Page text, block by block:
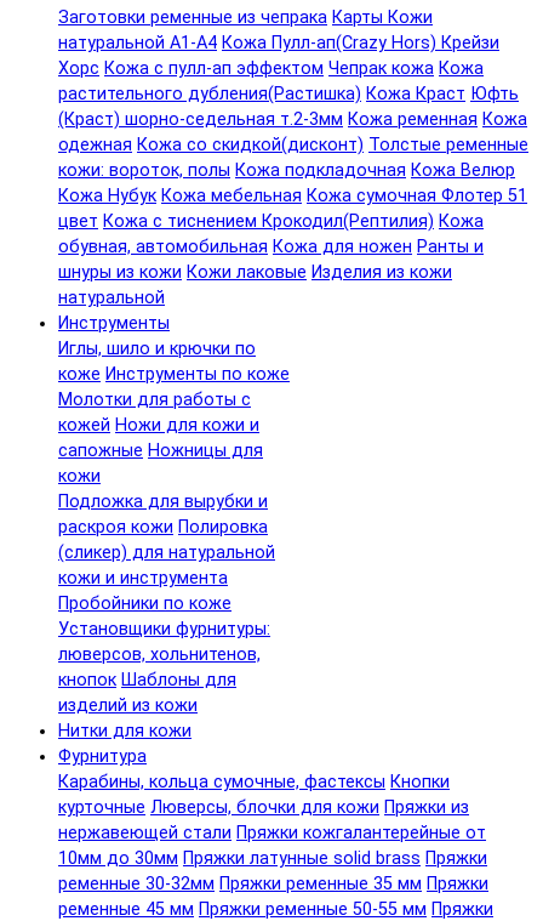
Заготовки ременные из чепрака Карты Кожи
натуральной А1-А4 Кожа Пулл-ап(Crazy Hors) Крейзи
Хорс Кожа с пулл-ап эффектом Чепрак кожа Кожа
растительного дубления(Растишка) Кожа Краст Юфть
(Краст) шорно-седельная т.2-3мм Кожа ременная Кожа
одежная Кожа со скидкой(дисконт) Толстые ременные
кожи: вороток, полы Кожа подкладочная Кожа Велюр
Кожа Нубук Кожа мебельная Кожа сумочная Флотер 51
цвет Кожа с тиснением Крокодил(Рептилия) Кожа
обувная, автомобильная Кожа для ножен Ранты и
шнуры из кожи Кожи лаковые Изделия из кожи
натуральной
Инструменты
Иглы, шило и крючки по
коже Инструменты по коже
Молотки для работы с
кожей Ножи для кожи и
сапожные Ножницы для
кожи
Подложка для вырубки и
раскроя кожи Полировка
(сликер) для натуральной
кожи и инструмента
Пробойники по коже
Установщики фурнитуры:
люверсов, хольнитенов,
кнопок Шаблоны для
изделий из кожи
Нитки для кожи
Фурнитура
Карабины, кольца сумочные, фастексы Кнопки
курточные Люверсы, блочки для кожи Пряжки из
нержавеющей стали Пряжки кожгалантерейные от
10мм до 30мм Пряжки латунные solid brass Пряжки
ременные 30-32мм Пряжки ременные 35 мм Пряжки
ременные 45 мм Пряжки ременные 50-55 мм Пряжки